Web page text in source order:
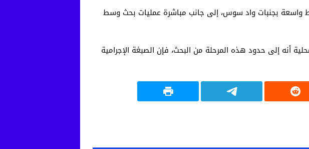
واسعة بجنبات واد سوس، إلى جانب مباشرة عمليات بحث وسط
أنه إلى حدود هذه المرحلة من البحث، فإن الصبغة الإجرامية